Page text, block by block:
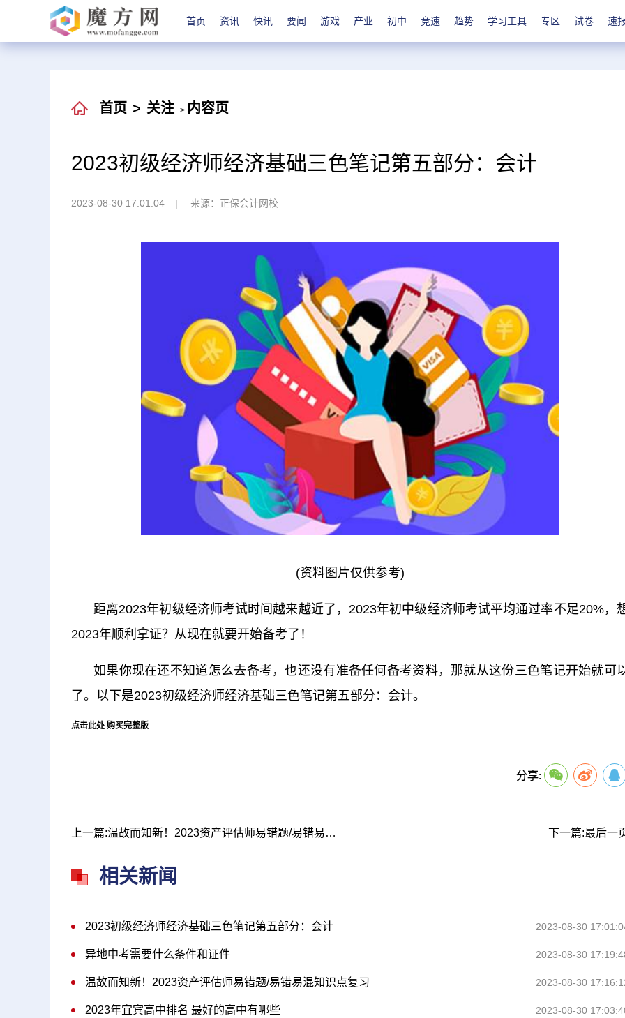
首页 资讯 快讯 要闻 游戏 产业 初中 竞速 趋势 学习工具 专区 试卷 速
首页 > 关注 > 内容页
2023初级经济师经济基础三色笔记第五部分：会计
2023-08-30 17:01:04 来源：正保会计网校
(资料图片仅供参考)
距离2023年初级经济师考试时间越来越近了，2023年初中级经济师考试平均通过率不足20%，
2023年顺利拿证？从现在就要开始备考了！
如果你现在还不知道怎么去备考，也还没有准备任何备考资料，那就从这份三色笔记开始就可
了。以下是2023初级经济师经济基础三色笔记第五部分：会计。
点击此处 购买完整版
分享:
上一篇:温故而知新！2023资产评估师易错题/易错易混知识点复习 下一篇:最后一
相关新闻
2023初级经济师经济基础三色笔记第五部分：会计 2023-08-30
异地中考需要什么条件和证件 2023-08-30
温故而知新！2023资产评估师易错题/易错易混知识点复习 2023-08-30
2023年宜宾高中排名 最好的高中有哪些 2023-08-30